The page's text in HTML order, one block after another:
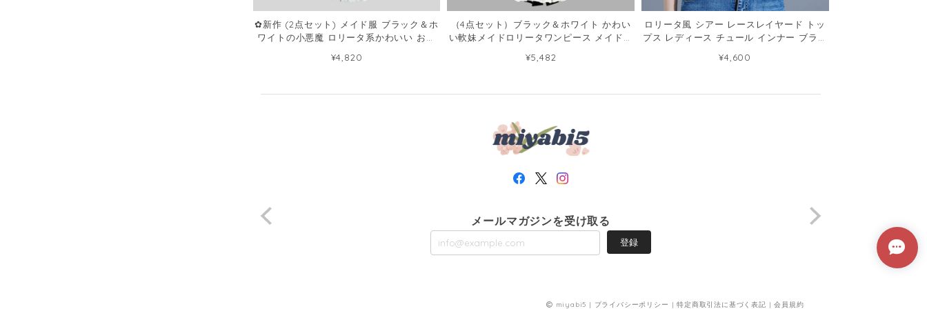
✿新作 (2点セット) メイド服 ブラック＆ホ
ワイトの小悪魔 ロリータ系かわいい お料
¥4,820
（4点セット）ブラック＆ホワイト かわい
い軟妹メイドロリータワンピース メイド服
¥5,482
ロリータ風 シアー レースレイヤード トッ
プス レディース チュール インナー ブラウ
¥4,600
メールマガジンを受け取る
登録
miyabi5 | プライバシーポリシー |特定商取引法に基づく表記 |会員規約